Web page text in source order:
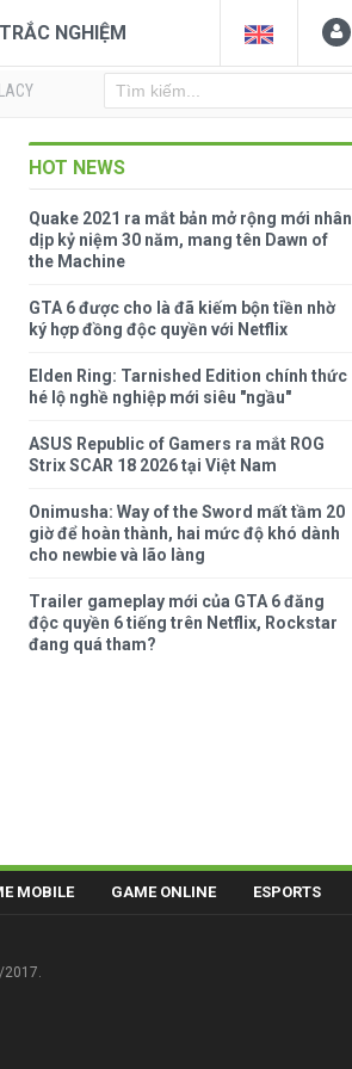
TRẮC NGHIỆM
HOT NEWS
Quake 2021 ra mắt bản mở rộng mới nhân
dịp kỷ niệm 30 năm, mang tên Dawn of
the Machine
GTA 6 được cho là đã kiếm bộn tiền nhờ
ký hợp đồng độc quyền với Netflix
Elden Ring: Tarnished Edition chính thức
hé lộ nghề nghiệp mới siêu "ngầu"
ASUS Republic of Gamers ra mắt ROG
Strix SCAR 18 2026 tại Việt Nam
Onimusha: Way of the Sword mất tầm 20
giờ để hoàn thành, hai mức độ khó dành
cho newbie và lão làng
Trailer gameplay mới của GTA 6 đăng
độc quyền 6 tiếng trên Netflix, Rockstar
đang quá tham?
MOBILE GAME ONLINE ESPORTS
2017.